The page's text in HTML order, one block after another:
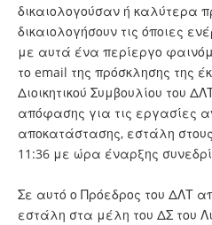
δικαιολογούσαν ή καλύτερα
δικαιολογήσουν τις όποιες
με αυτά ένα περίεργο
το email της πρόσκλησης της
Διοικητικού Συμβουλίου του
απόφασης για τις εργασίες
αποκατάστασης, εστάλη
11:36 με ώρα έναρξης
Σε αυτό ο Πρόεδρος του ΔΛΤ
εστάλη στα μέλη του ΔΣ του